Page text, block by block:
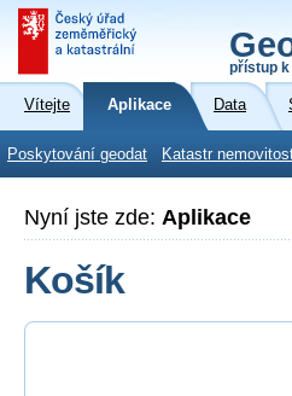
přístup k
Vítejte Aplikace Data
Poskytování geodat Katastr
Nyní jste zde: Aplikace
Košík